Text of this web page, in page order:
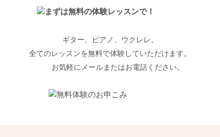
ギター、ピアノ、ウクレレ。
全てのレッスンを無料で体験していただけます。
お気軽にメールまたはお電話ください。